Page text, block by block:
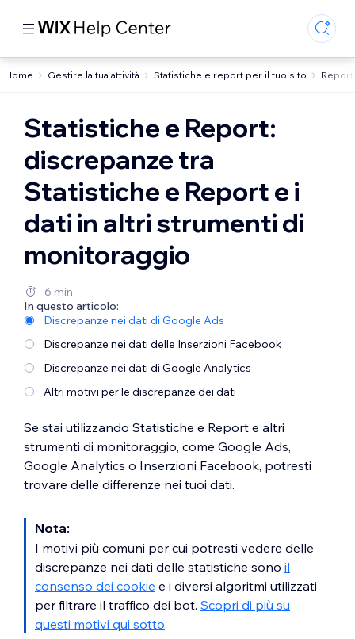
Home Gestire la tua attività Statistiche e report per il tuo sito
Statistiche e Report:
discrepanze tra
Statistiche e Report e i
dati in altri strumenti di
monitoraggio
6 min
In questo articolo:
Discrepanze nei dati di Google Ads
Discrepanze nei dati delle Inserzioni Facebook
Discrepanze nei dati di Google Analytics
Altri motivi per le discrepanze dei dati
Se stai utilizzando Statistiche e Report e altri
strumenti di monitoraggio, come Google Ads,
Google Analytics o Inserzioni Facebook, potresti
trovare delle differenze nei tuoi dati.
Nota:
I motivi più comuni per cui potresti vedere delle
discrepanze nei dati delle statistiche sono il
consenso dei cookie e i diversi algoritmi utilizzati
per filtrare il traffico dei bot. Scopri di più su
questi motivi qui sotto.